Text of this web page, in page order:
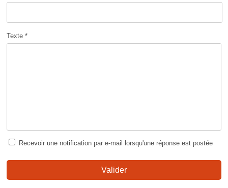
Texte *
Recevoir une notification par e-mail lorsqu'une réponse est postée
Valider